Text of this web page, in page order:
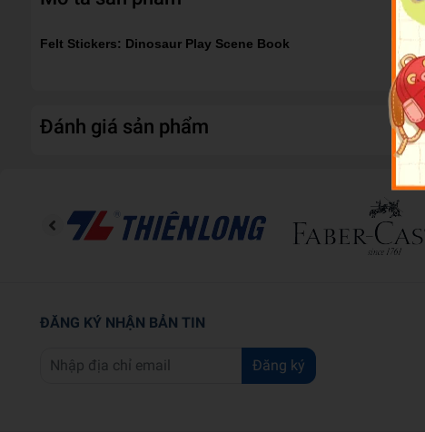
Felt Stickers: Dinosaur Play Scene Book
Đánh giá sản phẩm
ĐĂNG KÝ NHẬN BẢN TIN
Đăng ký